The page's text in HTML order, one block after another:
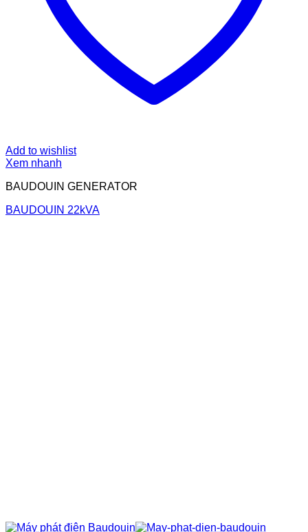
Add to wishlist
Xem nhanh
BAUDOUIN GENERATOR
BAUDOUIN 22kVA